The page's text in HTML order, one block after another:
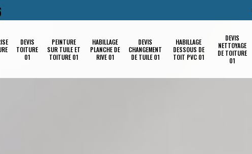
DEVIS
TOITURE
01
PEINTURE
SUR TUILE ET
TOITURE 01
HABILLAGE
PLANCHE DE
RIVE 01
DEVIS
CHANGEMENT
DE TUILE 01
HABILLAGE
DESSOUS DE
TOIT PVC 01
DEVIS
NETTOYAGE
DE TOITURE
01